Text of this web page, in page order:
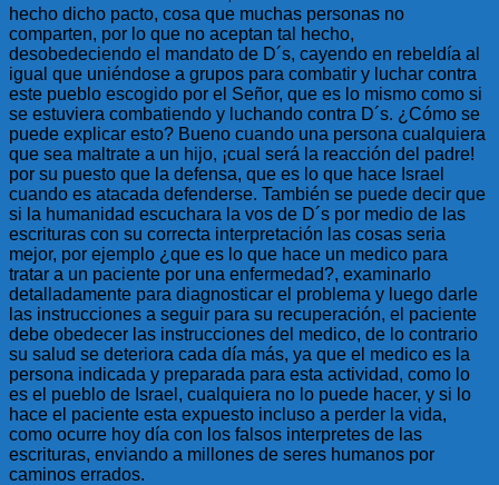
hecho dicho pacto, cosa que muchas personas no
comparten, por lo que no aceptan tal hecho,
desobedeciendo el mandato de D´s, cayendo en rebeldía al
igual que uniéndose a grupos para combatir y luchar contra
este pueblo escogido por el Señor, que es lo mismo como si
se estuviera combatiendo y luchando contra D´s. ¿Cómo se
puede explicar esto? Bueno cuando una persona cualquiera
que sea maltrate a un hijo, ¡cual será la reacción del padre!
por su puesto que la defensa, que es lo que hace Israel
cuando es atacada defenderse. También se puede decir que
si la humanidad escuchara la vos de D´s por medio de las
escrituras con su correcta interpretación las cosas seria
mejor, por ejemplo ¿que es lo que hace un medico para
tratar a un paciente por una enfermedad?, examinarlo
detalladamente para diagnosticar el problema y luego darle
las instrucciones a seguir para su recuperación, el paciente
debe obedecer las instrucciones del medico, de lo contrario
su salud se deteriora cada día más, ya que el medico es la
persona indicada y preparada para esta actividad, como lo
es el pueblo de Israel, cualquiera no lo puede hacer, y si lo
hace el paciente esta expuesto incluso a perder la vida,
como ocurre hoy día con los falsos interpretes de las
escrituras, enviando a millones de seres humanos por
caminos errados.